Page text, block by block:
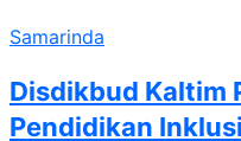
Samarinda
Disdikbud Kaltim
Pendidikan